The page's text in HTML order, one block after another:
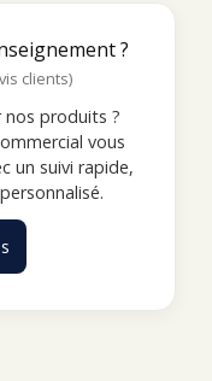
?
clients)
nos produits ?
vous
un suivi rapide,